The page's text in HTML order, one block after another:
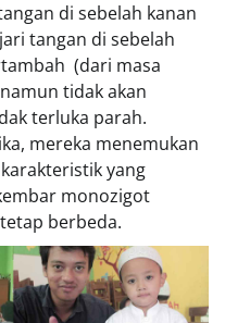
di sebelah kanan
tangan di sebelah
(dari masa
tidak akan
terluka parah.
mereka menemukan
yang
monozigot
berbeda.